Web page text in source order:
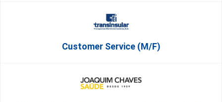
Customer Service (m/f)